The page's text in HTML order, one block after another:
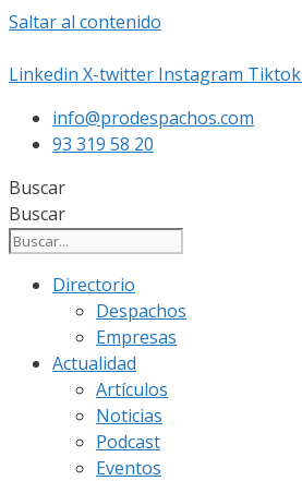
Saltar al contenido
Linkedin X-twitter Instagram Tiktok
info@prodespachos.com
93 319 58 20
Buscar
Buscar
Directorio
Despachos
Empresas
Actualidad
Artículos
Noticias
Podcast
Eventos